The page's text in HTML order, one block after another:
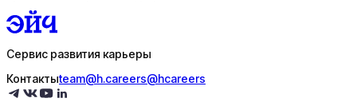
Сервис развития карьеры
Контактыteam@h.careers@hcareers